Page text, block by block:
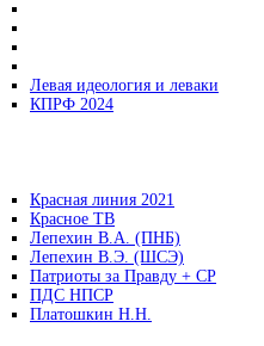
Левая идеология и леваки
КПРФ 2024
Красная линия 2021
Красное ТВ
Лепехин В.А. (ПНБ)
Лепехин В.Э. (ШСЭ)
Патриоты за Правду + СР
ПДС НПСР
Платошкин Н.Н.